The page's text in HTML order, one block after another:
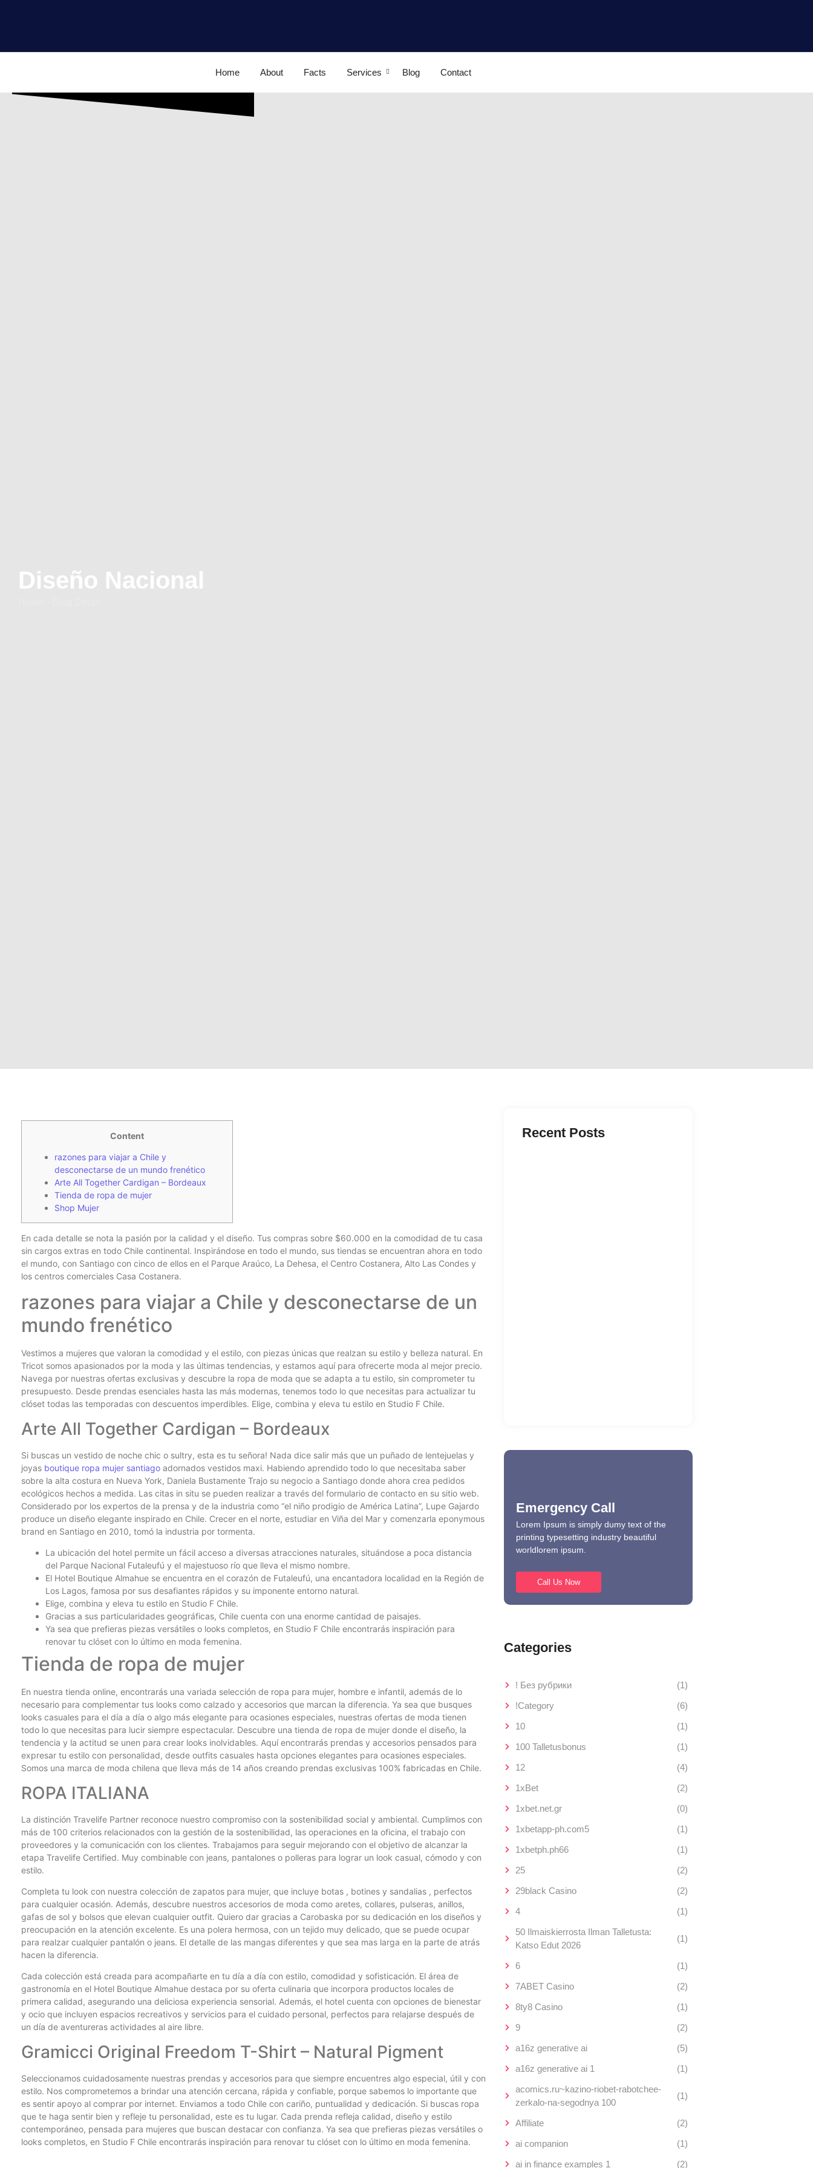
Home About Facts Services Blog Contact
Diseño Nacional
Content
razones para viajar a Chile y
desconectarse de un mundo frenético
Arte All Together Cardigan – Bordeaux
Tienda de ropa de mujer
Shop Mujer
En cada detalle se nota la pasión por la calidad y el diseño. Tus compras sobre $60.000 en la comodidad de tu casa
sin cargos extras en todo Chile continental. Inspirándose en todo el mundo, sus tiendas se encuentran ahora en todo
el mundo, con Santiago con cinco de ellos en el Parque Araúco, La Dehesa, el Centro Costanera, Alto Las Condes y
los centros comerciales Casa Costanera.
razones para viajar a Chile y desconectarse de un
mundo frenético
Vestimos a mujeres que valoran la comodidad y el estilo, con piezas únicas que realzan su estilo y belleza natural. En
Tricot somos apasionados por la moda y las últimas tendencias, y estamos aquí para ofrecerte moda al mejor precio.
Navega por nuestras ofertas exclusivas y descubre la ropa de moda que se adapta a tu estilo, sin comprometer tu
presupuesto. Desde prendas esenciales hasta las más modernas, tenemos todo lo que necesitas para actualizar tu
clóset todas las temporadas con descuentos imperdibles. Elige, combina y eleva tu estilo en Studio F Chile.
Arte All Together Cardigan – Bordeaux
Si buscas un vestido de noche chic o sultry, esta es tu señora! Nada dice salir más que un puñado de lentejuelas y
joyas boutique ropa mujer santiago adornados vestidos maxi. Habiendo aprendido todo lo que necesitaba saber
sobre la alta costura en Nueva York, Daniela Bustamente Trajo su negocio a Santiago donde ahora crea pedidos
ecológicos hechos a medida. Las citas in situ se pueden realizar a través del formulario de contacto en su sitio web.
Considerado por los expertos de la prensa y de la industria como “el niño prodigio de América Latina”, Lupe Gajardo
produce un diseño elegante inspirado en Chile. Crecer en el norte, estudiar en Viña del Mar y comenzarla eponymous
brand en Santiago en 2010, tomó la industria por tormenta.
La ubicación del hotel permite un fácil acceso a diversas atracciones naturales, situándose a poca distancia
del Parque Nacional Futaleufú y el majestuoso río que lleva el mismo nombre.
El Hotel Boutique Almahue se encuentra en el corazón de Futaleufú, una encantadora localidad en la Región de
Los Lagos, famosa por sus desafiantes rápidos y su imponente entorno natural.
Elige, combina y eleva tu estilo en Studio F Chile.
Gracias a sus particularidades geográficas, Chile cuenta con una enorme cantidad de paisajes.
Ya sea que prefieras piezas versátiles o looks completos, en Studio F Chile encontrarás inspiración para
renovar tu clóset con lo último en moda femenina.
Tienda de ropa de mujer
En nuestra tienda online, encontrarás una variada selección de ropa para mujer, hombre e infantil, además de lo
necesario para complementar tus looks como calzado y accesorios que marcan la diferencia. Ya sea que busques
looks casuales para el día a día o algo más elegante para ocasiones especiales, nuestras ofertas de moda tienen
todo lo que necesitas para lucir siempre espectacular. Descubre una tienda de ropa de mujer donde el diseño, la
tendencia y la actitud se unen para crear looks inolvidables. Aquí encontrarás prendas y accesorios pensados para
expresar tu estilo con personalidad, desde outfits casuales hasta opciones elegantes para ocasiones especiales.
Somos una marca de moda chilena que lleva más de 14 años creando prendas exclusivas 100% fabricadas en Chile.
ROPA ITALIANA
La distinción Travelife Partner reconoce nuestro compromiso con la sostenibilidad social y ambiental. Cumplimos con
más de 100 criterios relacionados con la gestión de la sostenibilidad, las operaciones en la oficina, el trabajo con
proveedores y la comunicación con los clientes. Trabajamos para seguir mejorando con el objetivo de alcanzar la
etapa Travelife Certified. Muy combinable con jeans, pantalones o polleras para lograr un look casual, cómodo y con
estilo.
Completa tu look con nuestra colección de zapatos para mujer, que incluye botas , botines y sandalias , perfectos
para cualquier ocasión. Además, descubre nuestros accesorios de moda como aretes, collares, pulseras, anillos,
gafas de sol y bolsos que elevan cualquier outfit. Quiero dar gracias a Carobaska por su dedicación en los diseños y
preocupación en la atención excelente. Es una polera hermosa, con un tejido muy delicado, que se puede ocupar
para realzar cualquier pantalón o jeans. El detalle de las mangas diferentes y que sea mas larga en la parte de atrás
hacen la diferencia.
Cada colección está creada para acompañarte en tu día a día con estilo, comodidad y sofisticación. El área de
gastronomía en el Hotel Boutique Almahue destaca por su oferta culinaria que incorpora productos locales de
primera calidad, asegurando una deliciosa experiencia sensorial. Además, el hotel cuenta con opciones de bienestar
y ocio que incluyen espacios recreativos y servicios para el cuidado personal, perfectos para relajarse después de
un día de aventureras actividades al aire libre.
Gramicci Original Freedom T-Shirt – Natural Pigment
Seleccionamos cuidadosamente nuestras prendas y accesorios para que siempre encuentres algo especial, útil y con
estilo. Nos comprometemos a brindar una atención cercana, rápida y confiable, porque sabemos lo importante que
es sentir apoyo al comprar por internet. Enviamos a todo Chile con cariño, puntualidad y dedicación. Si buscas ropa
que te haga sentir bien y refleje tu personalidad, este es tu lugar. Cada prenda refleja calidad, diseño y estilo
contemporáneo, pensada para mujeres que buscan destacar con confianza. Ya sea que prefieras piezas versátiles o
looks completos, en Studio F Chile encontrarás inspiración para renovar tu clóset con lo último en moda femenina.
Recent Posts
Emergency Call
Lorem Ipsum is simply dumy text of the
printing typesetting industry beautiful
worldlorem ipsum.
Call Us Now
Categories
! Без рубрики
(1)
!Category
(6)
10
(1)
100 Talletusbonus
(1)
12
(4)
1xBet
(2)
1xbet.net.gr
(0)
1xbetapp-ph.com5
(1)
1xbetph.ph66
(1)
25
(2)
29black Casino
(2)
4
(1)
50 Ilmaiskierrosta Ilman Talletusta:
Katso Edut 2026
(1)
6
(1)
7ABET Casino
(2)
8ty8 Casino
(1)
9
(2)
a16z generative ai
(5)
a16z generative ai 1
(1)
acomics.ru~kazino-riobet-rabotchee-
zerkalo-na-segodnya 100
(1)
Affiliate
(2)
ai companion
(1)
ai in finance examples 1
(2)